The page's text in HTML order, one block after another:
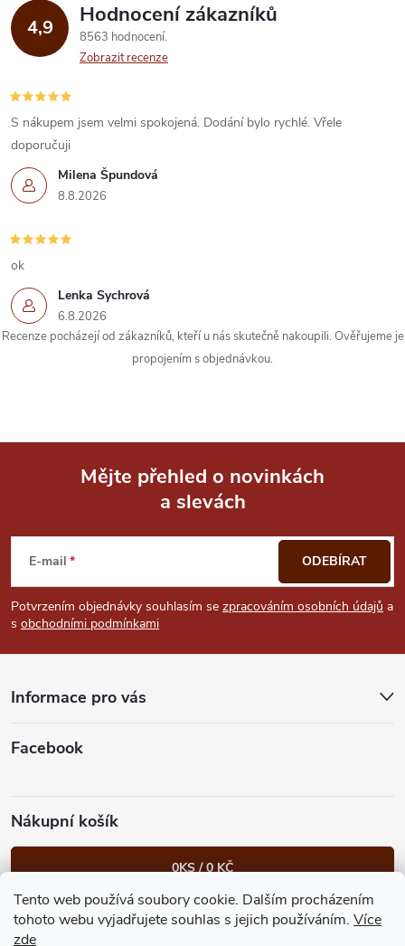
Tento web používá soubory cookie. Dalším procházením
tohoto webu vyjadřujete souhlas s jejich používáním. Více
zde
d
a
c
í
p
r
v
k
y
v
u
4,9 Hodnocení zákazníků
8563 hodnocení
Zobrazit recenze
Milena Špundová
8.8.2026
S nákupem jsem velmi spokojená. Dodání bylo rychlé. Vřele
doporučuji
Lenka Sychrová
6.8.2026
ok
Recenze pocházejí od zákazníků, kteří u nás skutečně nakoupili. Ověřujeme je
propojením s objednávkou.
p
a
Mějte přehled o novinkách
a slevách
E-mail
Potvrzením objednávky souhlasím se zpracováním osobních údajů a
s obchodními podmínkami
ODEBÍRAT
Informace pro vás
Facebook
Nákupní košík
0KS /0 KČ
Heureka.cz Facebook Instagram Bonvolo - přidej se taky